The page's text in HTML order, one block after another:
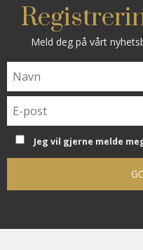
Meld deg på vårt
Jeg vil gjerne melde